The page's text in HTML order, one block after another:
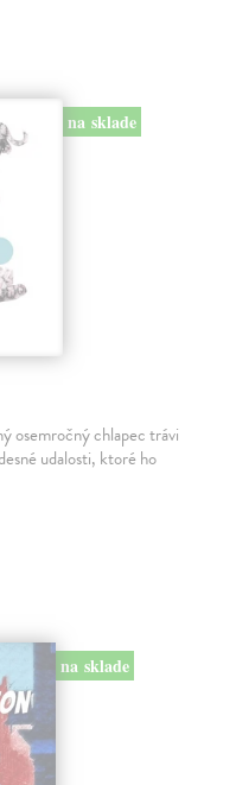
na sklade
osemročný chlapec trávi
udalosti, ktoré ho
na sklade